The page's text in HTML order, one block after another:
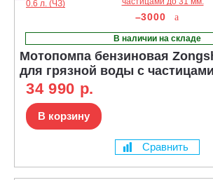
–3000
В наличии на складе
Мотопомпа бензиновая
для грязной воды с
34 990 р.
В корзину
Сравнить